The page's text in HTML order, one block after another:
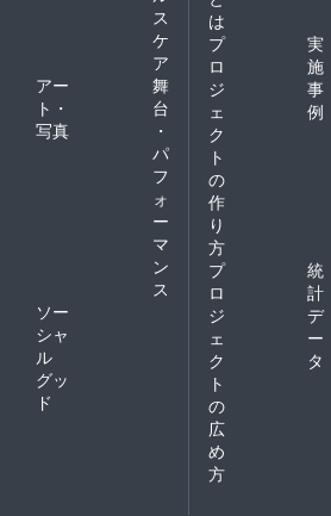
ス
ケ
ア
アー
ト・
写真
舞
台
・
パ
フ
ォ
ー
マ
ン
ス
ソー
シャ
ル
グッ
ド
は
プ
ロ
ジ
ェ
ク
ト
の
作
り
方
実
施
事
例
プ
ロ
ジ
ェ
ク
ト
の
広
め
方
統
計
デ
ー
タ